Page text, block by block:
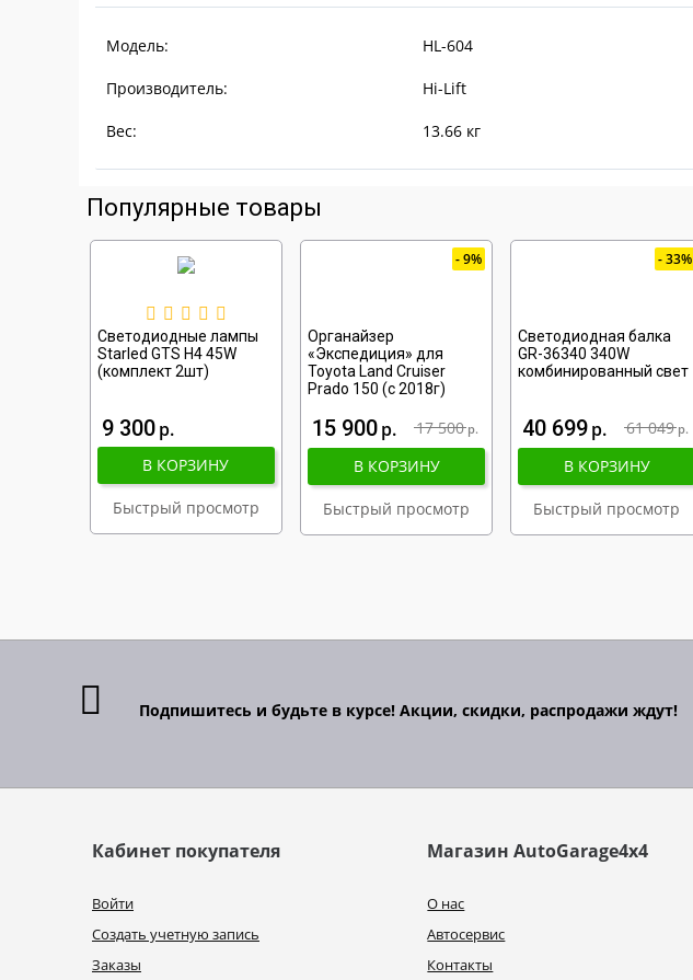
Модель: HL-604
Производитель: Hi-Lift
Вес: 13.66 кг
Популярные товары
Светодиодные лампы
Starled GTS H4 45W
(комплект 2шт)
9 300р
В КОРЗИНУ
Быстрый просмотр
9%
Органайзер
«Экспедиция» для
Toyota Land Cruiser
Prado 150 (с 2018г)
17 500 р
15 900р
В КОРЗИНУ
Быстрый просмотр
33%
Светодиодная балка
GR-36340 340W
комбинированный свет
61 049 р
40 699р
В КОРЗИНУ
Быстрый просмотр
Подпишитесь и будьте в курсе! Акции, скидки, распродажи ждут!
Кабинет покупателя
Войти
Создать учетную запись
Заказы
Магазин AutoGarage4x4
О нас
Автосервис
Контакты